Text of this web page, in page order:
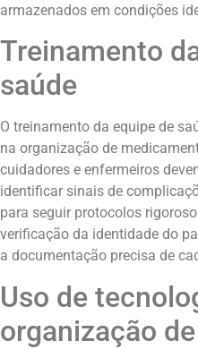
armazenados em condições
Treinamento
saúde
O treinamento da equipe de
na organização de
cuidadores e enfermeiros
identificar sinais de
para seguir protocolos
verificação da identidade do
a documentação precisa de
Uso de
organização